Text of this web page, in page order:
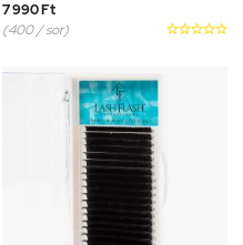

7 990 Ft
(400 / sor)